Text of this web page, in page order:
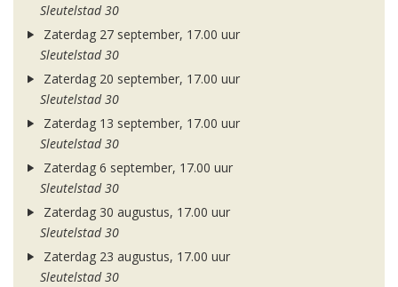
Sleutelstad 30
Zaterdag 27 september, 17.00 uur
Sleutelstad 30
Zaterdag 20 september, 17.00 uur
Sleutelstad 30
Zaterdag 13 september, 17.00 uur
Sleutelstad 30
Zaterdag 6 september, 17.00 uur
Sleutelstad 30
Zaterdag 30 augustus, 17.00 uur
Sleutelstad 30
Zaterdag 23 augustus, 17.00 uur
Sleutelstad 30